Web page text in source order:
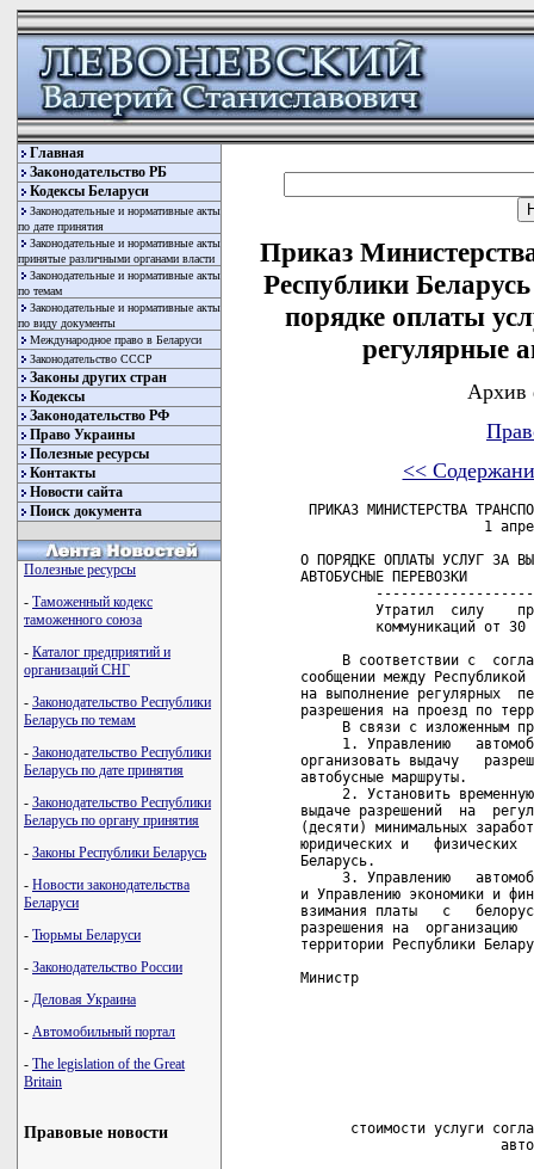
Главная
Законодательство РБ
Кодексы Беларуси
Законодательные и нормативные акты
по дате принятия
Законодательные и нормативные акты
принятые различными органами власти
Законодательные и нормативные акты
по темам
Законодательные и нормативные акты
по виду документы
Международное право в Беларуси
Законодательство СССР
Законы других стран
Кодексы
Законодательство РФ
Право Украины
Полезные ресурсы
Контакты
Новости сайта
Поиск документа
Полезные ресурсы
- Таможенный кодекс
таможенного союза
- Каталог предприятий и
организаций СНГ
- Законодательство Республики
Беларусь по темам
- Законодательство Республики
Беларусь по дате принятия
- Законодательство Республики
Беларусь по органу принятия
- Законы Республики Беларусь
- Новости законодательства
Беларуси
- Тюрьмы Беларуси
- Законодательство России
- Деловая Украина
- Автомобильный портал
- The legislation of the Great
Britain
Правовые новости
Приказ
Республики
порядке оплаты
регулярные
Архив
<<
ПРИКАЗ МИНИСТЕРСТВА
1
О ПОРЯДКЕ ОПЛАТЫ УСЛУГ ЗА
АВТОБУСНЫЕ ПЕРЕВОЗКИ
Утратил  силу
коммуникаций от
В соответствии с
сообщении между
на выполнение регулярных
разрешения на проезд по
В связи с изложенным
1. Управлению
организовать выдачу
автобусные маршруты.
2. Установить
выдаче разрешений  на
(десяти) минимальных
юридических и   физических
Беларусь.
3. Управлению
и Управлению экономики и
взимания платы   с
разрешения на  организацию
территории Республики
Министр
стоимости услуги